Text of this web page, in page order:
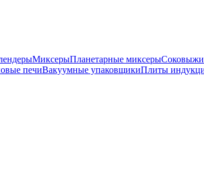
МиксерыПланетарные миксеры
печиВакуумные упаковщикиПлиты